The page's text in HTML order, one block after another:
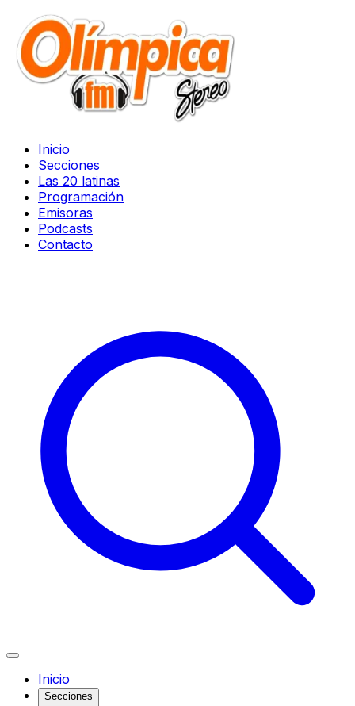
Inicio
Secciones
Las 20 latinas
Programación
Emisoras
Podcasts
Contacto
Inicio
Secciones